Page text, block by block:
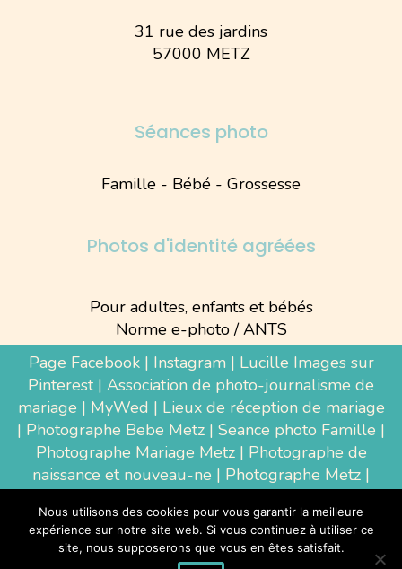
31 rue des jardins
57000 METZ
Séances photo
Famille - Bébé - Grossesse
Photos d'identité agréées
Pour adultes, enfants et bébés
Norme e-photo / ANTS
Page Facebook| Instagram| Lucille Images sur
Pinterest| Association de photo-journalisme de
mariage | MyWed | Lieux de réception de mariage
| Photographe Bebe Metz | Seance photo Famille |
Photographe Mariage Metz| Photographe de
naissance et nouveau-ne | Photographe Metz |
Luxembourg|Photographe Thionville|
Photographe d'entreprise Metz
Nous utilisons des cookies pour vous garantir la meilleure
expérience sur notre site web. Si vous continuez à utiliser ce
site, nous supposerons que vous en êtes satisfait.